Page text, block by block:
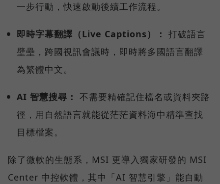
一步行動，快速啟動後續工作流程。
即時字幕翻譯（Live Captions）： 打破語言
壁壘，跨國視訊會議時，即時將多國語言翻譯
為繁體中文。
AI 智慧搜尋： 不需要精確記住檔名或資料夾路
徑，用自然語言就能從茫茫資料海中精準查找
目標檔案。
除了微軟的生態系，MSI 更導入獨家研發的 MSI
Center 中控軟體，其中「AI 智慧引擎」能自動